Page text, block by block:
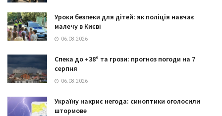
Уроки безпеки для дітей: як поліція навчає
малечу в Києві
06.08.2026
Спека до +38° та грози: прогноз погоди на 7
серпня
06.08.2026
Україну накриє негода: синоптики оголосили
штормове